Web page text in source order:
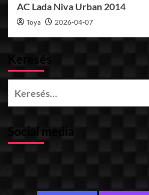
AC Lada Niva Urban 2014
Toya 2026-04-07
Keresés
Social media